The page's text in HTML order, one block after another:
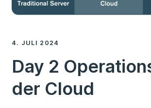
4. JULI 2024
Day 2
der Cloud